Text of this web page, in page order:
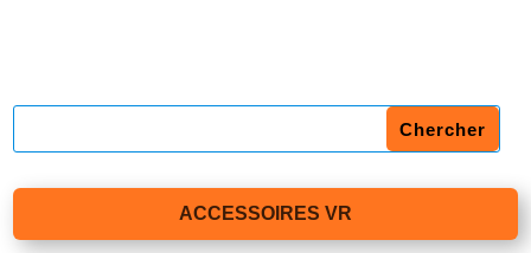
ACCESSOIRES VR